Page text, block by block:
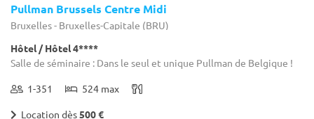
Pullman Brussels Centre Midi
Bruxelles - Bruxelles-Capitale (BRU)
Hôtel / Hôtel 4****
Salle de séminaire : Dans le seul et unique Pullman de Belgique !
1-351 524 max
Location dès500 €